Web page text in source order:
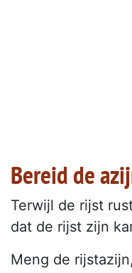
Bereid de
Terwijl de rijst
dat de rijst zijn
Meng de